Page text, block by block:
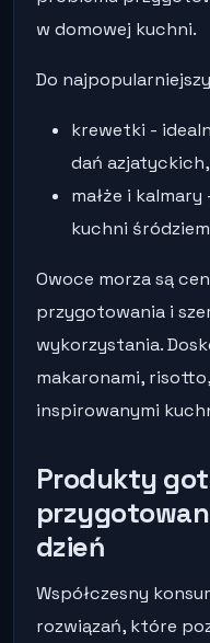
w domowej kuchni.
Do
krewetki -
dań azjatyckich,
małże i
kuchni
Owoce morza są
przygotowania i
wykorzystania.
makaronami,
inspirowanymi
Produkty
dzień
Współczesny
rozwiązań, które